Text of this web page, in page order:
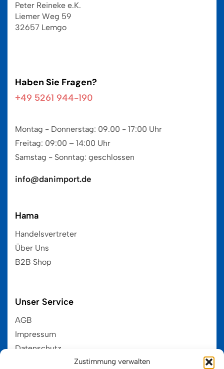
Zustimmung verwalten
Peter Reineke e.K.
Liemer Weg 59
32657 Lemgo
Haben Sie Fragen?
+49 5261 944-190
Montag - Donnerstag: 09.00 - 17:00 Uhr
Freitag: 09:00 – 14:00 Uhr
Samstag - Sonntag: geschlossen
info@danimport.de
Hama
Handelsvertreter
Über Uns
B2B Shop
Unser Service
AGB
Impressum
Datenschutz